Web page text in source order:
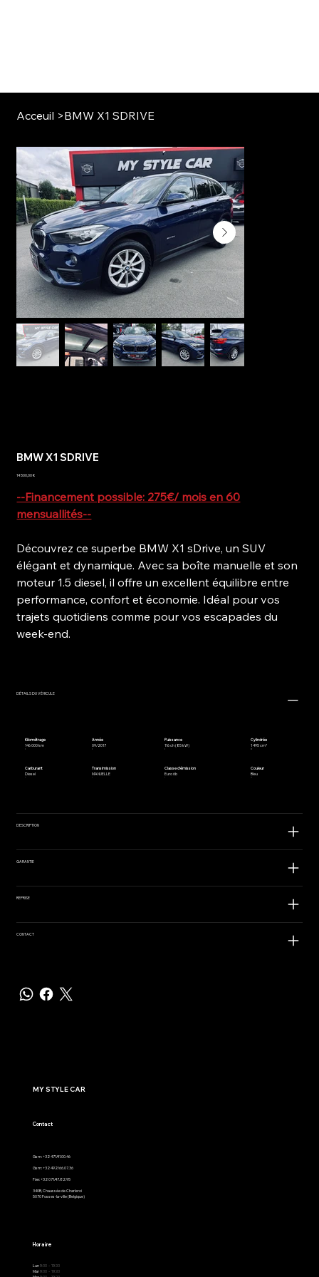
Acceuil >BMW X1 SDRIVE
BMW X1 SDRIVE
Prix
14 500,00 €
--Financement possible: 275€/ mois en 60
mensuallités--
Découvrez ce superbe BMW X1 sDrive, un SUV
élégant et dynamique. Avec sa boîte manuelle et son
moteur 1.5 diesel, il offre un excellent équilibre entre
performance, confort et économie. Idéal pour vos
trajets quotidiens comme pour vos escapades du
week-end.
DÉTAILS DU VÉHICULE
Kilométrage
146 000 km
Année
09/2017
Puissance
116 ch (85 kW)
Cylindrée
1 495 cm³
Carburant
Diesel
Transimission
MANUELLE
Classe d'émission
Euro 6b
Couleur
Bleu
DESCRIPTION
GARANTIE
REPRISE
CONTACT
MY STYLE CAR
Contact
Gsm: +32 471/41.00.46
Gsm: +32 492/66.07.36
Fixe: +32 071/47.82.95
340B, Chaussée de Charleroi
5070 Fosses-la-ville (Belgique)
Horaire
Lun9:00 - 19:30
Mar9:00 - 19:30